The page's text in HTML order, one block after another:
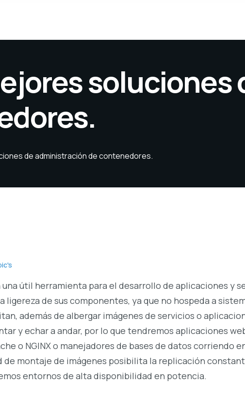
de administración de contenedores.
útil herramienta para el desarrollo de aplicaciones y
ligereza de sus componentes, ya que no hospeda a
además de albergar imágenes de servicios o
y echar a andar, por lo que tendremos aplicaciones
o NGINX o manejadores de bases de datos corriendo
de montaje de imágenes posibilita la replicación
entornos de alta disponibilidad en potencia.